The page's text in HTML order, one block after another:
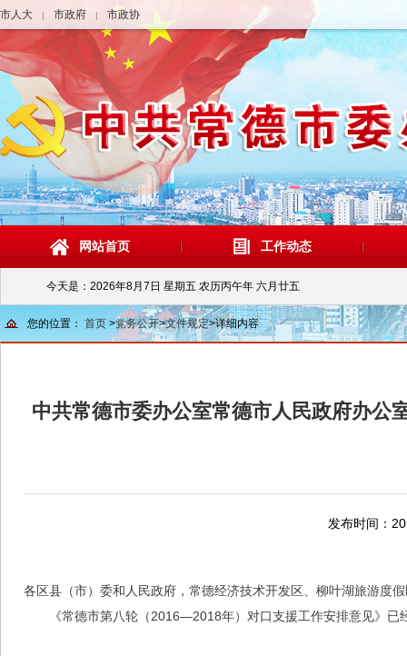
市人大 | 市政府 | 市政协
网站首页 工作动态
今天是： 2026年8月7日 星期五 农历丙午年 六月廿五
您的位置： 首页 >党务公开>文件规定>详细内容
中共常德市委办公室常德市人民政府办
发布时间：
各区县（市）委和人民政府，常德经济技术开发区、柳叶湖旅游度
《常德市第八轮（2016—2018年）对口支援工作安排意见》